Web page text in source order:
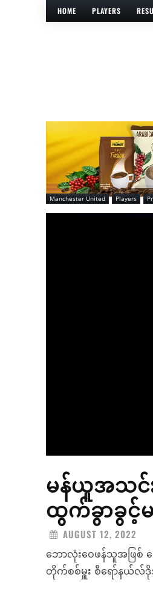
HOME PLAYERS
Manchester United Players
မန်ယူအသင်
ထွက်ခွာခွင့်
AUGUST 12, 2022
ဘောလုံးဝေဖန်သူအဖြစ်
တိုက်စစ်မှူး စီရော်နယ်လ်ဒို